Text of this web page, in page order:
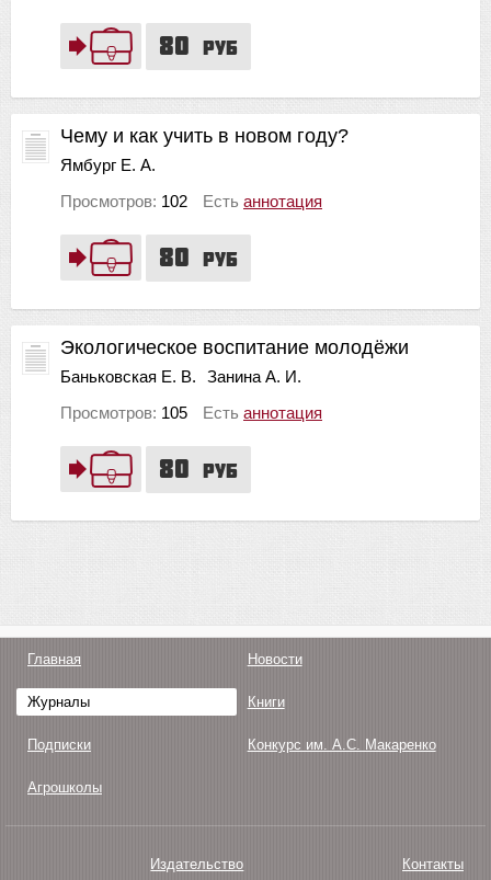
80 руб
80 руб
Чему и как учить в новом году?
Ямбург Е. А.
Просмотров: 102 Есть аннотация
80 руб
Экологическое воспитание молодёжи
Баньковская Е. В.
Занина А. И.
Просмотров: 105 Есть аннотация
Главная Новости
Журналы Книги
Подписки Конкурс им. А.С. Макаренко
Агрошколы
Издательство Контакты